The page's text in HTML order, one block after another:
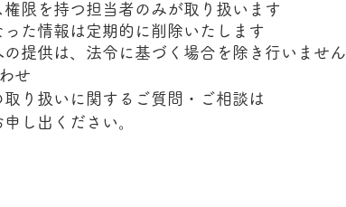
権限を持つ担当者のみが取り扱います
った情報は定期的に削除いたします
の提供は、法令に基づく場合を除き行いません
せ
り扱いに関するご質問・ご相談は
し出ください。